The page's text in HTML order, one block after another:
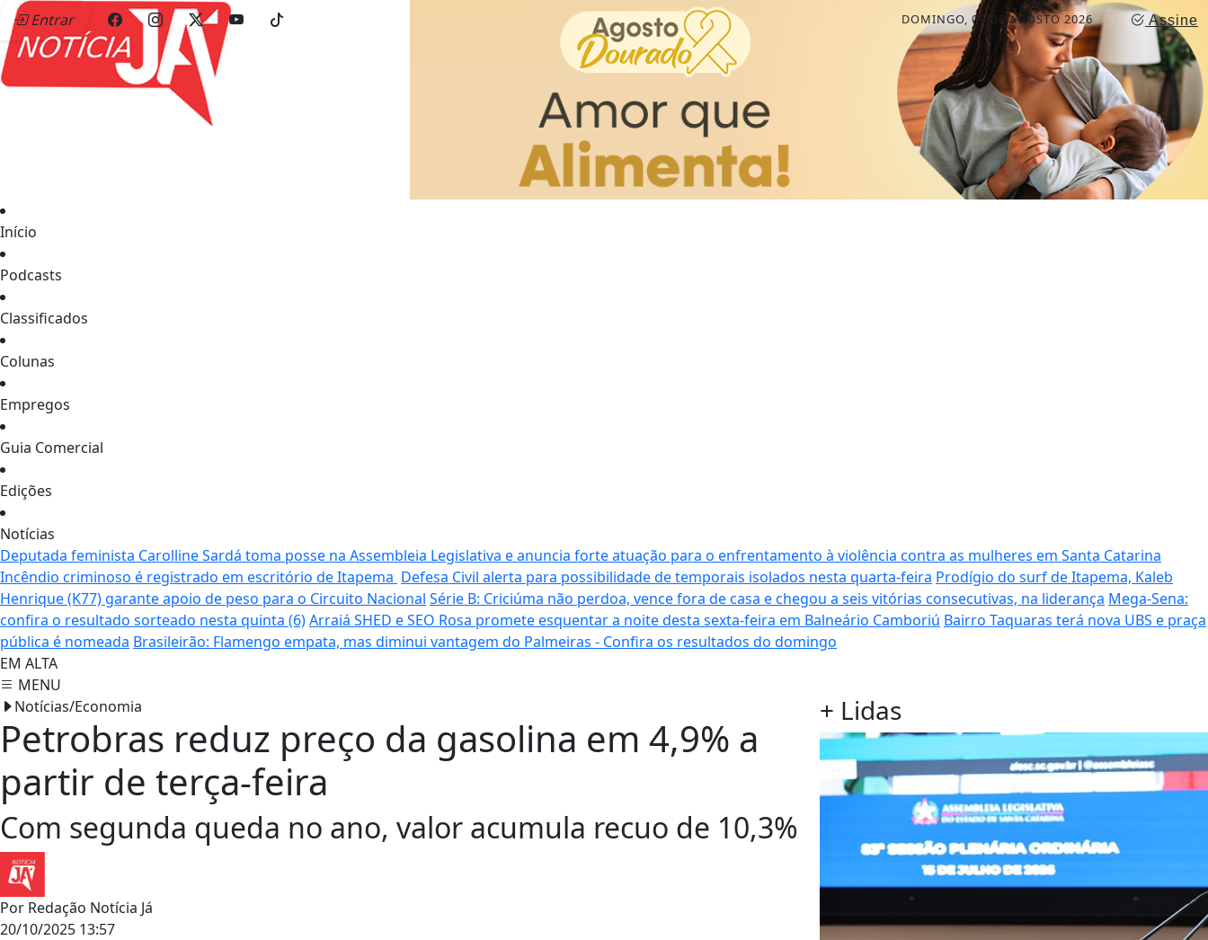
Entrar Assine
DOMINGO, 09 DE AGOSTO 2026
Início
Podcasts
Classificados
Colunas
Empregos
Guia Comercial
Edições
Notícias
Deputada feminista Carolline Sardá toma posse na Assembleia Legislativa e anuncia forte atuação para o enfrentamento à violência contra as mulheres em Santa Catarina
Incêndio criminoso é registrado em escritório de Itapema Defesa Civil alerta para possibilidade de temporais isolados nesta quarta-feira Prodígio do surf de Itapema, Kaleb
Henrique (K77) garante apoio de peso para o Circuito Nacional Série B: Criciúma não perdoa, vence fora de casa e chegou a seis vitórias consecutivas, na liderança Mega-Sena:
confira o resultado sorteado nesta quinta (6)Arraiá SHED e SEO Rosa promete esquentar a noite desta sexta-feira em Balneário Camboriú Bairro Taquaras terá nova UBS e praça
pública é nomeada Brasileirão: Flamengo empata, mas diminui vantagem do Palmeiras - Confira os resultados do domingo
EM ALTA
MENU
Notícias/Economia
Petrobras reduz preço da gasolina em 4,9% a
partir de terça-feira
Com segunda queda no ano, valor acumula recuo de 10,3%
Por Redação Notícia Já
20/10/2025 13:57
+ Lidas